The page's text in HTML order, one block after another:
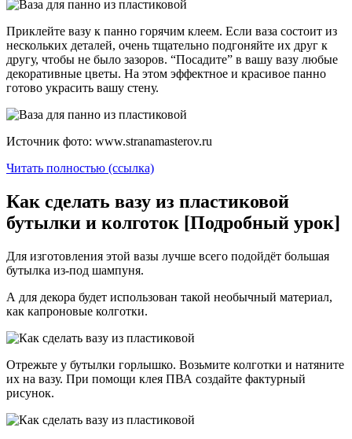
Приклейте вазу к панно горячим клеем. Если ваза состоит из
нескольких деталей, очень тщательно подгоняйте их друг к
другу, чтобы не было зазоров. “Посадите” в вашу вазу любые
декоративные цветы. На этом эффектное и красивое панно
готово украсить вашу стену.
Источник фото: www.stranamasterov.ru
Читать полностью (ссылка)
Как сделать вазу из пластиковой
бутылки и колготок [Подробный урок]
Для изготовления этой вазы лучше всего подойдёт большая
бутылка из-под шампуня.
А для декора будет использован такой необычный материал,
как капроновые колготки.
Отрежьте у бутылки горлышко. Возьмите колготки и натяните
их на вазу. При помощи клея ПВА создайте фактурный
рисунок.